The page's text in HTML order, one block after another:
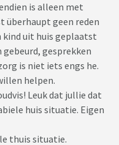
is alleen met
überhaupt geen reden
kind uit huis geplaatst
gesprekken
is niet iets engs he.
helpen.
Leuk dat jullie dat
huis situatie. Eigen
thuis situatie.